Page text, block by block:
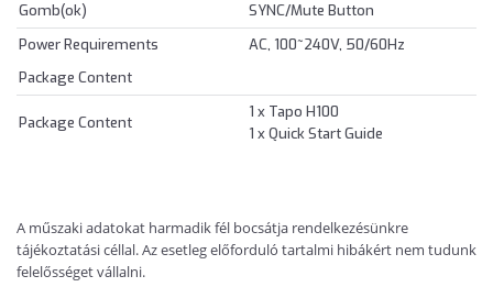
Gomb(ok)
SYNC/Mute Button
Power Requirements
AC, 100~240V, 50/60Hz
Package Content
Package Content
1 x Tapo H100
1 x Quick Start Guide
A műszaki adatokat harmadik fél bocsátja rendelkezésünkre
tájékoztatási céllal. Az esetleg előforduló tartalmi hibákért nem tudunk
felelősséget vállalni.